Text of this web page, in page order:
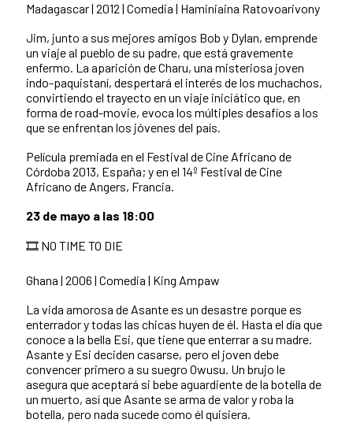
Madagascar | 2012 | Comedia | Haminiaina Ratovoarivony
Jim, junto a sus mejores amigos Bob y Dylan, emprende
un viaje al pueblo de su padre, que está gravemente
enfermo. La aparición de Charu, una misteriosa joven
indo-paquistaní, despertará el interés de los muchachos,
convirtiendo el trayecto en un viaje iniciático que, en
forma de road-movie, evoca los múltiples desafíos a los
que se enfrentan los jóvenes del país.
Película premiada en el Festival de Cine Africano de
Córdoba 2013, España; y en el 14º Festival de Cine
Africano de Angers, Francia.
23 de mayo a las 18:00
🎞️ NO TIME TO DIE
Ghana | 2006 | Comedia | King Ampaw
La vida amorosa de Asante es un desastre porque es
enterrador y todas las chicas huyen de él. Hasta el día que
conoce a la bella Esi, que tiene que enterrar a su madre.
Asante y Esi deciden casarse, pero el joven debe
convencer primero a su suegro Owusu. Un brujo le
asegura que aceptará si bebe aguardiente de la botella de
un muerto, así que Asante se arma de valor y roba la
botella, pero nada sucede como él quisiera.